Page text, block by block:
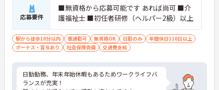
応募要件
■無資格から応募可能です あれば尚可 ■介
護福祉士 ■初任者研修（ヘルパー2級）以上
駅から徒歩10分以内 車通勤可 無資格OK 日勤のみ
年間休日110日以上
ボーナス・賞与あり
社会保険完備 交通費支給
日勤勤務、年末年始休暇もあるためワークライフバ
ランスが充実！